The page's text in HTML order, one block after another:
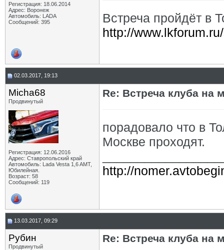
Регистрация: 18.06.2014
Адрес: Воронеж
Автомобиль: LADA
Сообщений: 395
Встреча пройдёт в
http://
02.03.2017, 19:13
Micha68
Продвинутый
Регистрация: 12.06.2016
Адрес: Ставропольский край
Автомобиль: Lada Vesta 1,6 AMT,
Юбилейная.
Возраст: 58
Сообщений: 119
Re: Встреча клуба на
порадовало что в
Москве проходят.
http://
13.03.2017, 09:29
Рубин
Продвинутый
Re: Встреча клуба на